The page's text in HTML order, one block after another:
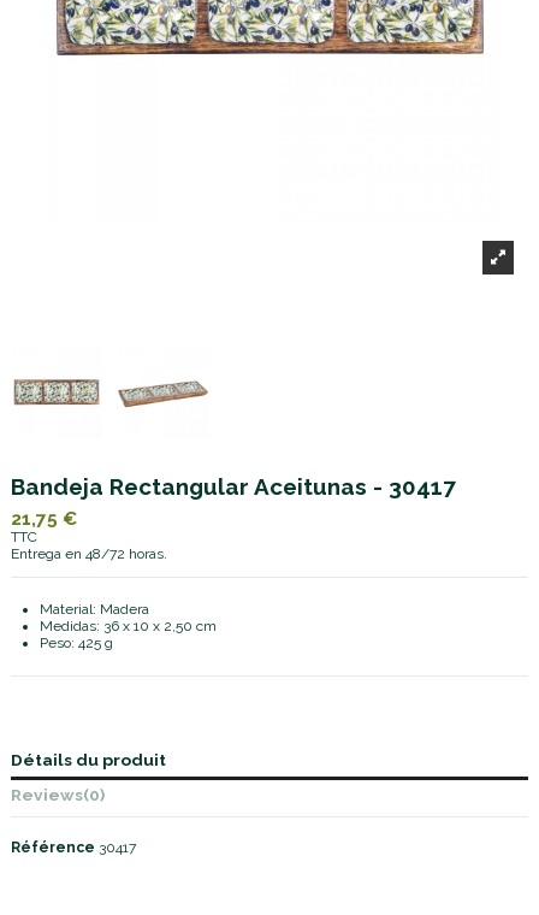
Bandeja Rectangular Aceitunas - 30417
21,75 €
TTC
Entrega en 48/72 horas.
Material: Madera
Medidas: 36 x 10 x 2,50 cm
Peso: 425 g
Détails du produit
Reviews(0)
Référence 30417